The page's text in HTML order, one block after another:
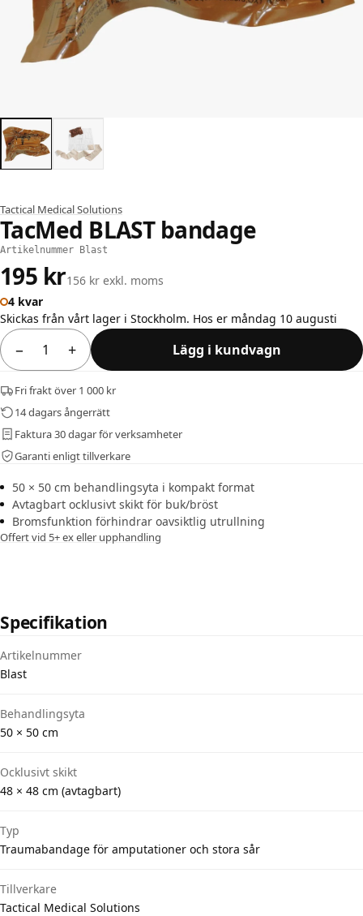
Tactical Medical Solutions
TacMed BLAST bandage
Artikelnummer Blast
195 kr156 kr exkl. moms
4 kvar
Skickas från vårt lager i Stockholm. Hos er måndag 10 augusti
−
Antal + Lägg i kundvagn
Fri frakt över 1 000 kr
14 dagars ångerrätt
Faktura 30 dagar för verksamheter
Garanti enligt tillverkare
50 × 50 cm behandlingsyta i kompakt format
Avtagbart ocklusivt skikt för buk/bröst
Bromsfunktion förhindrar oavsiktlig utrullning
Offert vid 5+ ex eller upphandling
Specifikation
Artikelnummer
Blast
Behandlingsyta
50 × 50 cm
Ocklusivt skikt
48 × 48 cm (avtagbart)
Typ
Traumabandage för amputationer och stora sår
Tillverkare
Tactical Medical Solutions